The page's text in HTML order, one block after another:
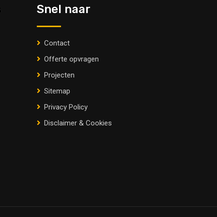
Snel naar
Contact
Offerte opvragen
Projecten
Sitemap
Privacy Policy
Disclaimer & Cookies